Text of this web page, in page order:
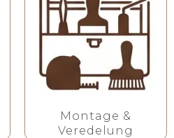
Montage &
Veredelung